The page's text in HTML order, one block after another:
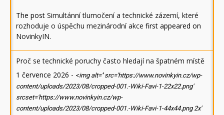
The post Simultánní tlumočení a technické zázemí, které
rozhoduje o úspěchu mezinárodní akce first appeared on
NovinkyIN.
Proč se technické poruchy často hledají na špatném místě
1 července 2026 - <img alt='' src='https://www.novinkyin.cz/wp-
content/uploads/2023/08/cropped-001.-Wiki-Favi-1-22x22.png'
srcset='https://www.novinkyin.cz/wp-
content/uploads/2023/08/cropped-001.-Wiki-Favi-1-44x44.png 2x'